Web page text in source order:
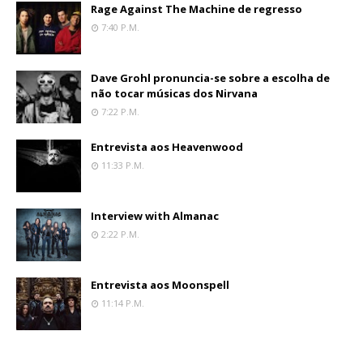
Rage Against The Machine de regresso
7:40 P.m.
Dave Grohl pronuncia-se sobre a escolha de
não tocar músicas dos Nirvana
7:22 P.m.
Entrevista aos Heavenwood
11:33 P.m.
Interview with Almanac
2:22 P.m.
Entrevista aos Moonspell
11:14 P.m.